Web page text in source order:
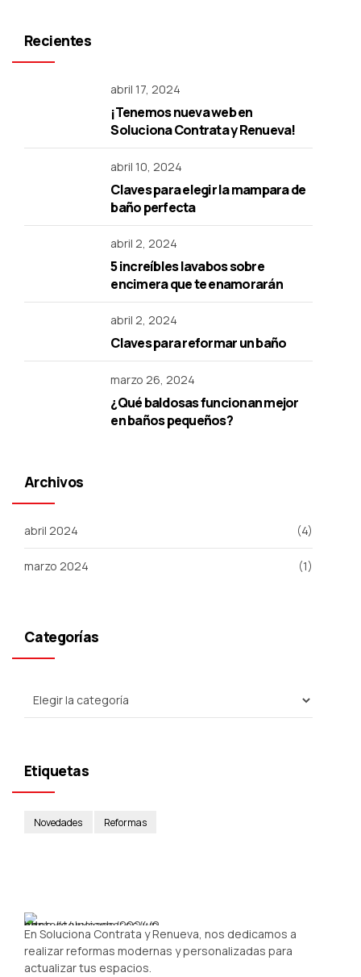
Recientes
abril 17, 2024
¡Tenemos nueva web en
Soluciona Contrata y Renueva!
abril 10, 2024
Claves para elegir la mampara de
baño perfecta
abril 2, 2024
5 increíbles lavabos sobre
encimera que te enamorarán
abril 2, 2024
Claves para reformar un baño
marzo 26, 2024
¿Qué baldosas funcionan mejor
en baños pequeños?
Archivos
abril 2024 (4)
marzo 2024 (1)
Categorías
Etiquetas
Novedades Reformas
En Soluciona Contrata y Renueva, nos dedicamos a
realizar reformas modernas y personalizadas para
actualizar tus espacios.